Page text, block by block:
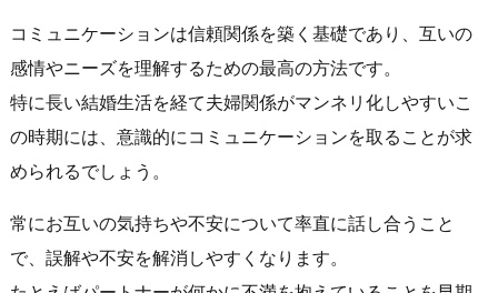
コミュニケーションは信頼関係を築く基礎であり、互いの
感情やニーズを理解するための最高の方法です。
特に長い結婚生活を経て夫婦関係がマンネリ化しやすいこ
の時期には、意識的にコミュニケーションを取ることが求
められるでしょう。
常にお互いの気持ちや不安について率直に話し合うこと
で、誤解や不安を解消しやすくなります。